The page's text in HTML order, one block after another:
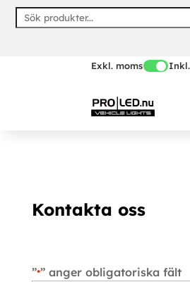
Skip
Exkl. moms
Kontakta oss
”*” anger obligatoriska fält